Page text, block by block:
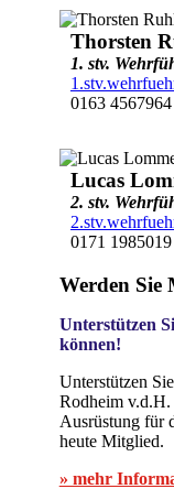
Thorsten
1. stv.
0163 4567964
Lucas
2. stv.
0171 1985019
Werden Sie
Unterstützen
können!
Unterstützen
Rodheim v.d.H.
Ausrüstung für
heute Mitglied.
» mehr